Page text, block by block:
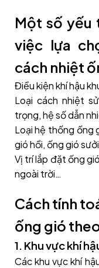
Một số yếu
việc lựa
cách nhiệt
Điều kiện khí hậu
Loại cách nhiệt
trọng, hệ số dẫn
Loại hệ thống ống
gió hồi, ống gió
Vị trí lắp đặt ống
ngoài trời…
Cách tính
ống gió
1. Khu vực khí
Các khu vực khí